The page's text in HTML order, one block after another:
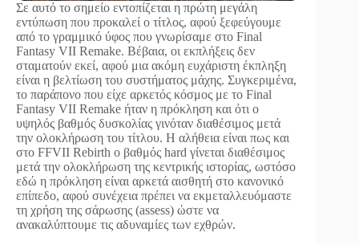
Σε αυτό το σημείο εντοπίζεται η πρώτη μεγάλη
εντύπωση που προκαλεί ο τίτλος, αφού ξεφεύγουμε
από το γραμμικό ύφος που γνωρίσαμε στο Final
Fantasy VII Remake. Βέβαια, οι εκπλήξεις δεν
σταματούν εκεί, αφού μια ακόμη ευχάριστη έκπληξη
είναι η βελτίωση του συστήματος μάχης. Συγκεριμένα,
το παράπονο που είχε αρκετός κόσμος με το Final
Fantasy VII Remake ήταν η πρόκληση και ότι ο
υψηλός βαθμός δυσκολίας γινόταν διαθέσιμος μετά
την ολοκλήρωση του τίτλου. Η αλήθεια είναι πως και
στο FFVII Rebirth ο βαθμός hard γίνεται διαθέσιμος
μετά την ολοκλήρωση της κεντρικής ιστορίας, ωστόσο
εδώ η πρόκληση είναι αρκετά αισθητή στο κανονικό
επίπεδο, αφού συνέχεια πρέπει να εκμεταλλευόμαστε
τη χρήση της σάρωσης (assess) ώστε να
ανακαλύπτουμε τις αδυναμίες των εχθρών.